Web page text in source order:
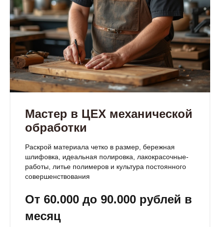
Мастер в ЦЕХ механической
обработки
Раскрой материала четко в размер, бережная
шлифовка, идеальная полировка, лакокрасочные-
работы, литье полимеров и культура постоянного
совершенствования
От 60.000 до 90.000 рублей в
месяц